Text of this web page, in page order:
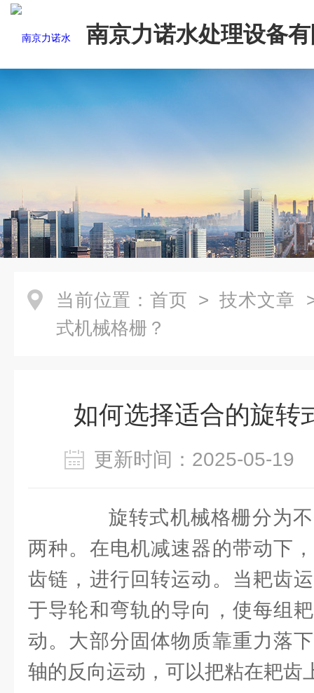
南京力诺水处理设备
当前位置： 首页 > 技术文章
式机械格栅？
如何选择适合的旋转
更新时间：2025-05-
旋转式机械格栅分为不
两种。在电机减速器的带动下
齿链，进行回转运动。当耙齿
于导轮和弯轨的导向，使每组
动。大部分固体物质靠重力落
轴的反向运动，可以把粘在耙齿